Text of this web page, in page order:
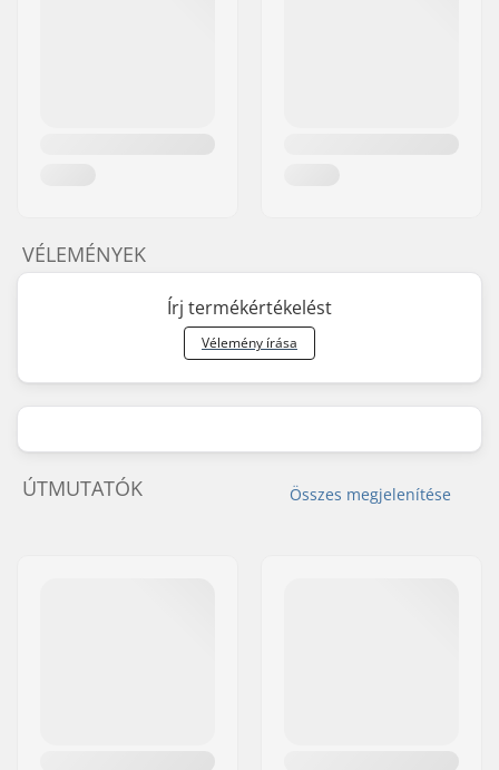
VÉLEMÉNYEK
Írj termékértékelést
Vélemény írása
Összes megjelenítése
ÚTMUTATÓK